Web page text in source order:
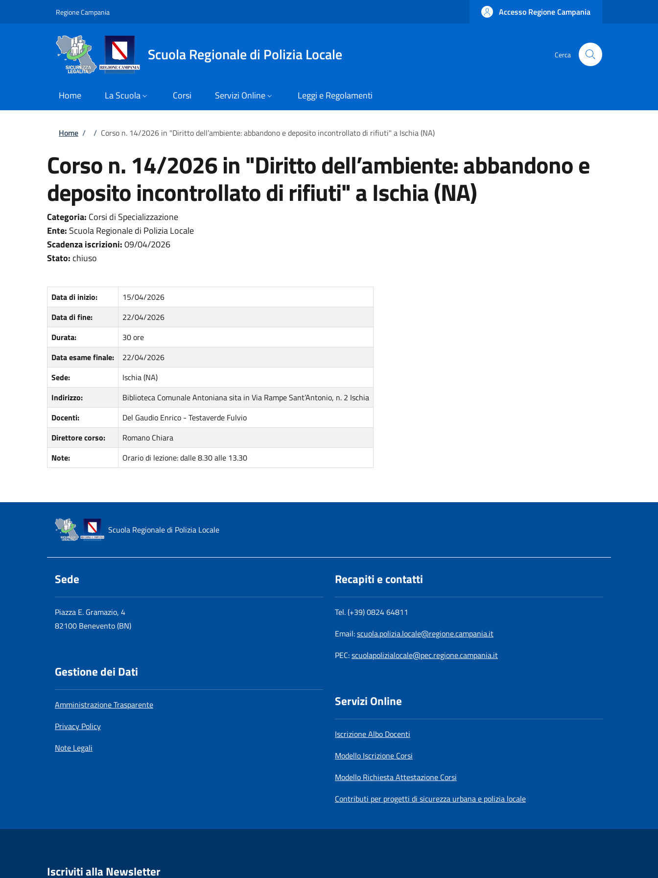
Regione Campania Accesso Regione Campania
Scuola Regionale di Polizia Locale Cerca
Home La Scuola Corsi Servizi Online Leggi e Regolamenti
Briciole di pane
Home / / Corso n. 14/2026 in "Diritto dell’ambiente: abbandono e deposito incontrollato di rifiuti" a Ischia (NA)
Corso n. 14/2026 in "Diritto dell’ambiente: abbandono e
deposito incontrollato di rifiuti" a Ischia (NA)
Categoria: Corsi di Specializzazione
Ente: Scuola Regionale di Polizia Locale
Scadenza iscrizioni:09/04/2026
Stato: chiuso
Data di inizio:
15/04/2026
Data di fine:
22/04/2026
Durata:
30 ore
Data esame finale:
22/04/2026
Sede:
Ischia (NA)
Indirizzo:
Biblioteca Comunale Antoniana sita in Via Rampe Sant’Antonio, n. 2 Ischia
Docenti:
Del Gaudio Enrico - Testaverde Fulvio
Direttore corso:
Romano Chiara
Note:
Orario di lezione: dalle 8.30 alle 13.30
Scuola Regionale di Polizia Locale
Sede
Piazza E. Gramazio, 4
82100 Benevento (BN)
Gestione dei Dati
Amministrazione Trasparente
Privacy Policy
Note Legali
Recapiti e contatti
Tel. (+39) 0824 64811
Email:scuola.polizia.locale@regione.campania.it
PEC:scuolapolizialocale@pec.regione.campania.it
Servizi Online
Iscrizione Albo Docenti
Modello Iscrizione Corsi
Modello Richiesta Attestazione Corsi
Contributi per progetti di sicurezza urbana e polizia locale
Iscriviti alla Newsletter